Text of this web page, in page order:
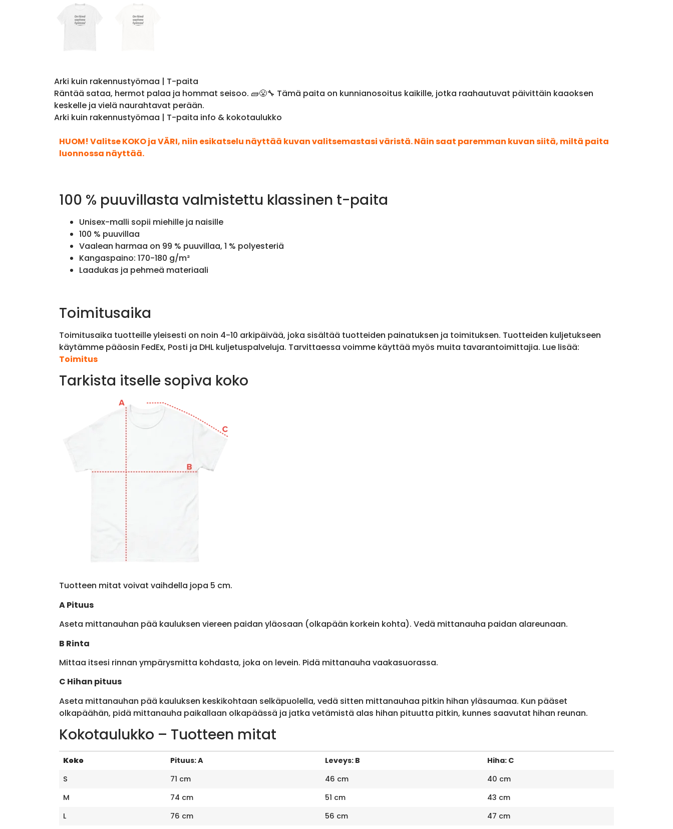
Arki kuin rakennustyömaa | T-paita
Räntää sataa, hermot palaa ja hommat seisoo. 🧱😤🔧 Tämä paita on kunnianosoitus kaikille, jotka raahautuvat päivittäin kaaoksen
keskelle ja vielä naurahtavat perään.
Arki kuin rakennustyömaa | T-paita info & kokotaulukko
HUOM! Valitse KOKO ja VÄRI, niin esikatselu näyttää kuvan valitsemastasi väristä. Näin saat paremman kuvan siitä, miltä paita
luonnossa näyttää.
100 % puuvillasta valmistettu klassinen t-paita
Unisex-malli sopii miehille ja naisille
100 % puuvillaa
Vaalean harmaa on 99 % puuvillaa, 1 % polyesteriä
Kangaspaino: 170-180 g/m²
Laadukas ja pehmeä materiaali
Toimitusaika
Toimitusaika tuotteille yleisesti on noin 4-10 arkipäivää, joka sisältää tuotteiden painatuksen ja toimituksen. Tuotteiden kuljetukseen
käytämme pääosin FedEx, Posti ja DHL kuljetuspalveluja. Tarvittaessa voimme käyttää myös muita tavarantoimittajia. Lue lisää:
Toimitus
Tarkista itselle sopiva koko
Tuotteen mitat voivat vaihdella jopa 5 cm.
A Pituus
Aseta mittanauhan pää kauluksen viereen paidan yläosaan (olkapään korkein kohta). Vedä mittanauha paidan alareunaan.
B Rinta
Mittaa itsesi rinnan ympärysmitta kohdasta, joka on levein. Pidä mittanauha vaakasuorassa.
C Hihan pituus
Aseta mittanauhan pää kauluksen keskikohtaan selkäpuolella, vedä sitten mittanauhaa pitkin hihan yläsaumaa. Kun pääset
olkapäähän, pidä mittanauha paikallaan olkapäässä ja jatka vetämistä alas hihan pituutta pitkin, kunnes saavutat hihan reunan.
Kokotaulukko – Tuotteen mitat
Koko Pituus: A Leveys: B
Hiha: C
S
71 cm 46 cm
40 cm
M
74 cm 51 cm
43 cm
L
76 cm 56 cm
47 cm